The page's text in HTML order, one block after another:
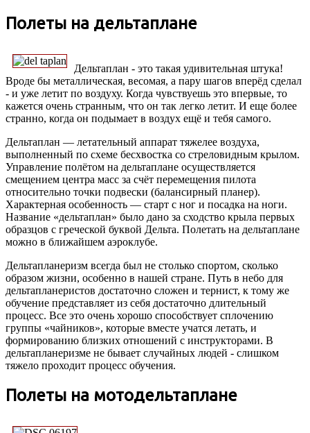
Полеты на дельтаплане
Дельтаплан - это такая удивительная штука!
Вроде бы металлическая, весомая, а пару шагов вперёд сделал
- и уже летит по воздуху. Когда чувствуешь это впервые, то
кажется очень странным, что он так легко летит. И еще более
странно, когда он подымает в воздух ещё и тебя самого.
Дельтаплан — летательный аппарат тяжелее воздуха,
выполненный по схеме бесхвостка со стреловидным крылом.
Управление полётом на дельтаплане осуществляется
смещением центра масс за счёт перемещения пилота
относительно точки подвески (балансирный планер).
Характерная особенность — старт с ног и посадка на ноги.
Название «дельтаплан» было дано за сходство крыла первых
образцов с греческой буквой Дельта. Полетать на дельтаплане
можно в ближайшем аэроклубе.
Дельтапланеризм всегда был не столько спортом, сколько
образом жизни, особенно в нашей стране. Путь в небо для
дельтапланеристов достаточно сложен и тернист, к тому же
обучение представляет из себя достаточно длительный
процесс. Все это очень хорошо способствует сплочению
группы «чайников», которые вместе учатся летать, и
формированию близких отношений с инструкторами. В
дельтапланеризме не бывает случайных людей - слишком
тяжело проходит процесс обучения.
Полеты на мотодельтаплане